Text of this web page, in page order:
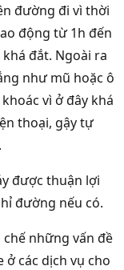
đường đi vì thời
động từ 1h đến
đắt. Ngoài ra
như mũ hoặc ô
vì ở đây khá
thoại, gậy tự
được thuận lợi
đường nếu có.
chế những vấn đề
ở các dịch vụ cho